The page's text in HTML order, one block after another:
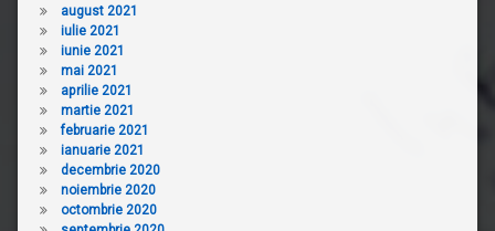
august 2021
iulie 2021
iunie 2021
mai 2021
aprilie 2021
martie 2021
februarie 2021
ianuarie 2021
decembrie 2020
noiembrie 2020
octombrie 2020